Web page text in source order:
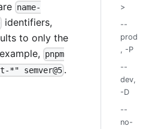
name-
identifiers,
to only the
pnpm
semver@5 .
>
--
prod
, -P
--
dev,
-D
--
no-